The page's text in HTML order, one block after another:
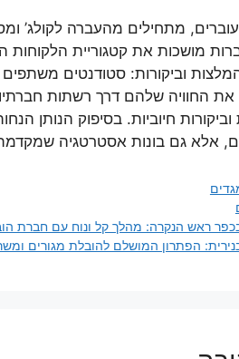
מתחילים מהעברה לקולג’
מושכות את קטגוריית הלקוחות
וביקורות: סטודנטים
החוויה שלהם דרך רשתות
חיוביות. בסיפוק הנותן
אלא גם בונות אסטרטגיה
ראש הנקרה: מהלך קל ונוח עם חברת
הפתרון המושלם להובלת מגורים